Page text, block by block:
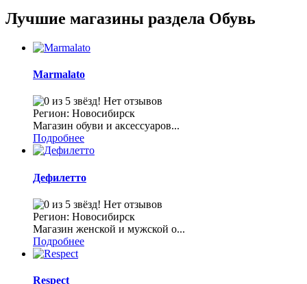
Лучшие магазины раздела Обувь
Marmalato
Нет отзывов
Регион: Новосибирск
Магазин обуви и аксессуаров...
Подробнее
Дефилетто
Нет отзывов
Регион: Новосибирск
Магазин женской и мужской о...
Подробнее
Respect